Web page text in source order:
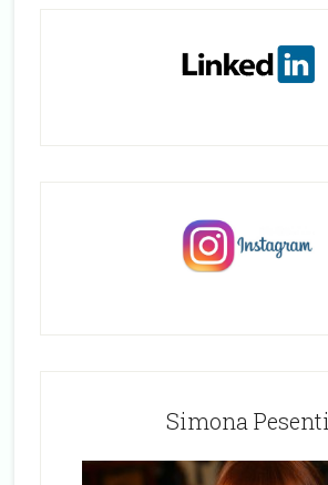
Simona Pesenti